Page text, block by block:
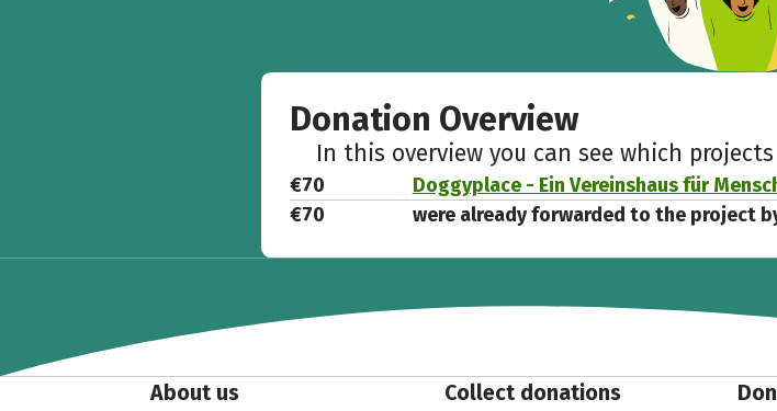
Donation Overview
In this overview you can see which
€70
Doggyplace - Ein Vereinshaus für
€70
were already forwarded to the project
About us Collect donations